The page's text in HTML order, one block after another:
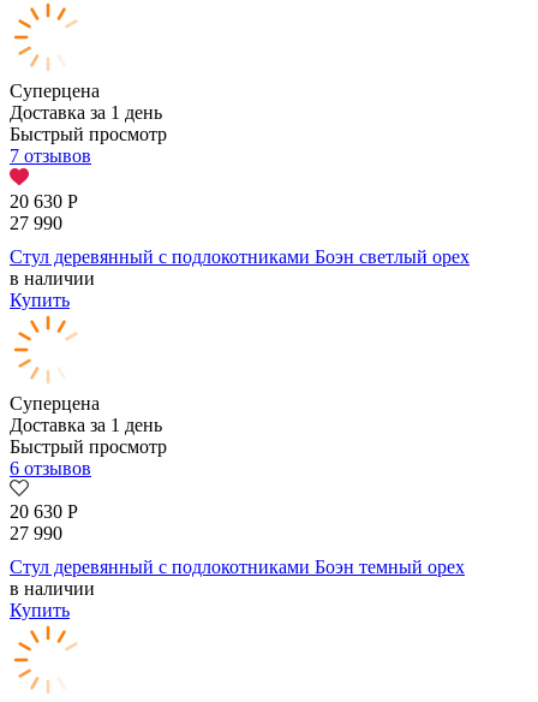
Суперцена
Доставка за 1 день
Быстрый просмотр
7 отзывов
20 630 Р
27 990
Стул деревянный с подлокотниками Боэн светлый орех
в наличии
Купить
Суперцена
Доставка за 1 день
Быстрый просмотр
6 отзывов
20 630 Р
27 990
Стул деревянный с подлокотниками Боэн темный орех
в наличии
Купить